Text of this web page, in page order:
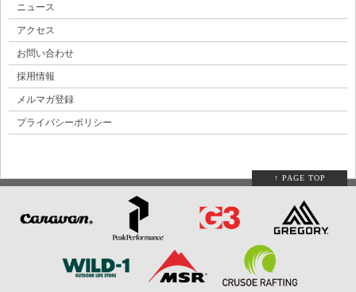
ニュース
アクセス
お問い合わせ
採用情報
メルマガ登録
プライバシーポリシー
↑ PAGE TOP